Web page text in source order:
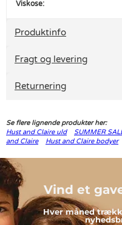
Viskose:
Produktinfo
Fragt og levering
Returnering
Se flere lignende produkter her:
Hust and Claire uld
SUMMER
and Claire
Hust and Claire bodyer
Vind et
Hver måned